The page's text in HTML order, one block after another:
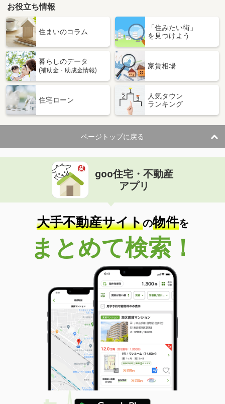
お役立ち情報
住まいのコラム
「住みたい街」
を見つけよう
暮らしのデータ
(補助金・助成金情報)
家賃相場
住宅ローン
人気タウン
ランキング
ページトップに戻る
goo住宅・不動産
アプリ
大手不動産サイトの物件を
まとめて検索！